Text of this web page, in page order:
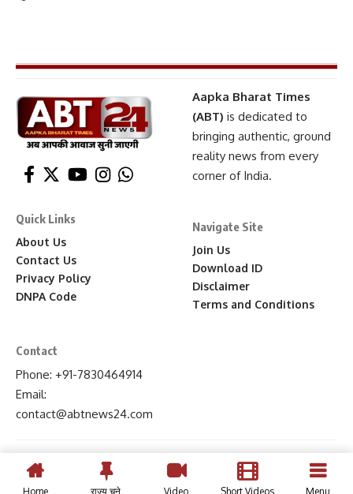
Aapka Bharat Times
(ABT) is dedicated to
bringing authentic, ground
reality news from every
corner of India.
Quick Links
About Us
Contact Us
Privacy Policy
DNPA Code
Navigate Site
Join Us
Download ID
Disclaimer
Terms and Conditions
Contact
Phone: +91-7830464914
Email:
contact@abtnews24.com
Home राज्य चुने Video Short Videos Menu